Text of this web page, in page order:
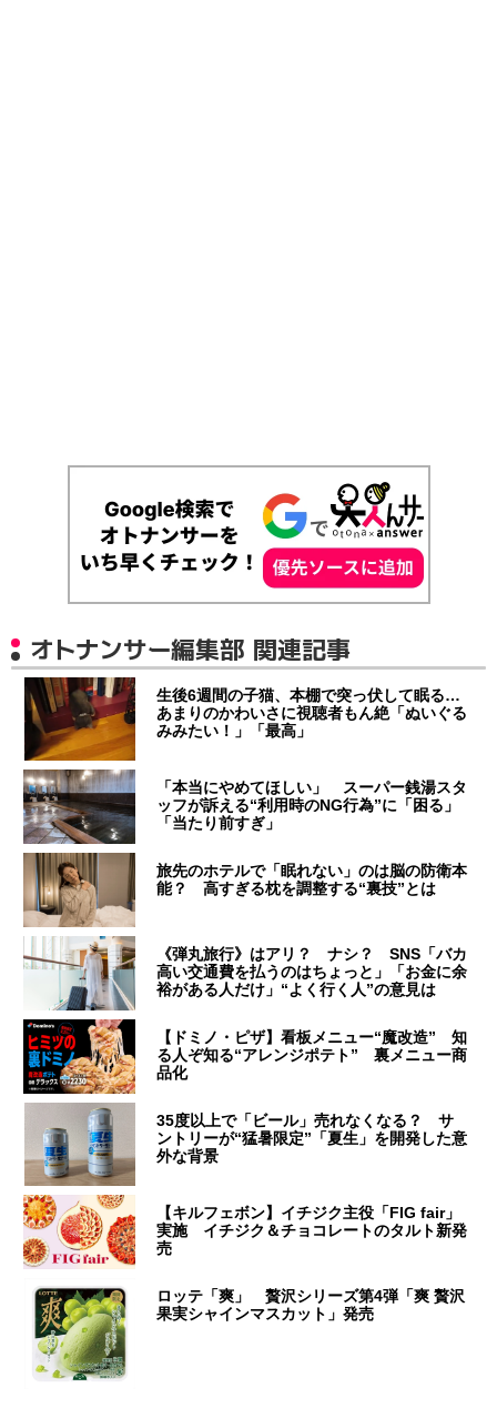
オトナンサー編集部 関連記事
生後6週間の子猫、本棚で突っ伏して眠る…
あまりのかわいさに視聴者もん絶「ぬいぐる
みみたい！」「最高」
「本当にやめてほしい」 スーパー銭湯スタ
ッフが訴える“利用時のNG行為”に「困る」
「当たり前すぎ」
旅先のホテルで「眠れない」のは脳の防衛本
能？ 高すぎる枕を調整する“裏技”とは
《弾丸旅行》はアリ？ ナシ？ SNS「バカ
高い交通費を払うのはちょっと」「お金に余
裕がある人だけ」“よく行く人”の意見は
【ドミノ・ピザ】看板メニュー“魔改造” 知
る人ぞ知る“アレンジポテト” 裏メニュー商
品化
35度以上で「ビール」売れなくなる？ サ
ントリーが“猛暑限定”「夏生」を開発した意
外な背景
【キルフェボン】イチジク主役「FIG fair」
実施 イチジク＆チョコレートのタルト新発
売
ロッテ「爽」 贅沢シリーズ第4弾「爽 贅沢
果実シャインマスカット」発売